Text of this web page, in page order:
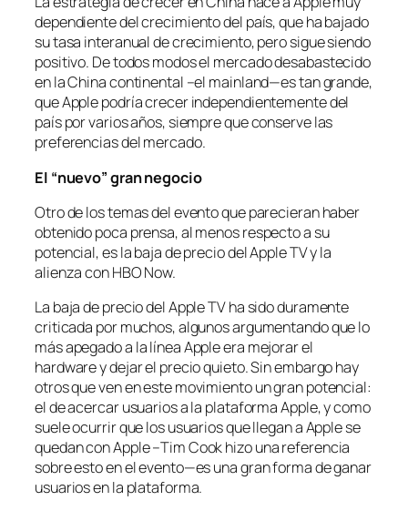
dependiente del crecimiento del país, que ha bajado
su tasa interanual de crecimiento, pero sigue siendo
positivo. De todos modos el mercado desabastecido
en la China continental –el mainland—es tan grande,
que Apple podría crecer independientemente del
país por varios años, siempre que conserve las
preferencias del mercado.
El “nuevo” gran negocio
Otro de los temas del evento que parecieran haber
obtenido poca prensa, al menos respecto a su
potencial, es la baja de precio del Apple TV y la
alienza con HBO Now.
La baja de precio del Apple TV ha sido duramente
criticada por muchos, algunos argumentando que lo
más apegado a la línea Apple era mejorar el
hardware y dejar el precio quieto. Sin embargo hay
otros que ven en este movimiento un gran potencial:
el de acercar usuarios a la plataforma Apple, y como
suele ocurrir que los usuarios que llegan a Apple se
quedan con Apple –Tim Cook hizo una referencia
sobre esto en el evento—es una gran forma de ganar
usuarios en la plataforma.